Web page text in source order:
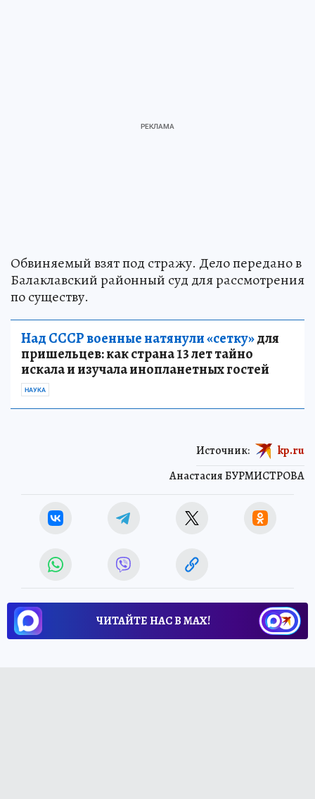
Обвиняемый взят под стражу. Дело передано в
Балаклавский районный суд для рассмотрения
по существу.
Над СССР военные натянули «сетку»для
пришельцев: как страна 13 лет тайно
искала и изучала инопланетных гостей
НАУКА
Анастасия БУРМИСТРОВА
Источник: kp.ru
ЧИТАЙТЕ НАС В МАХ!